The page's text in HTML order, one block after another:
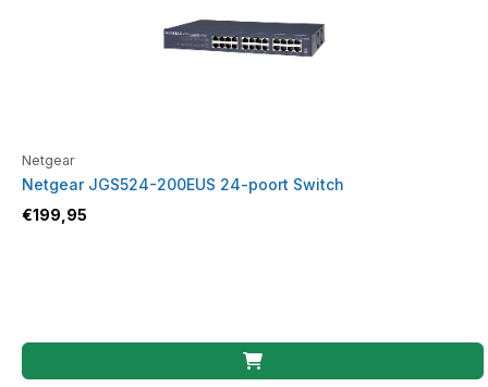
Netgear
Netgear JGS524-200EUS 24-poort Switch
€199,95